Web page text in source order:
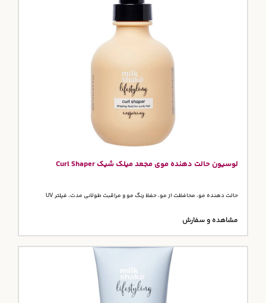
لوسیون حالت دهنده موی مجعد میلک شیک Curl Shaper
حالت دهنده مو، محافظت از مو، حفظ رنگ مو و مراقبت طولانی مدت، فیلتر UV
مشاهده و سفارش